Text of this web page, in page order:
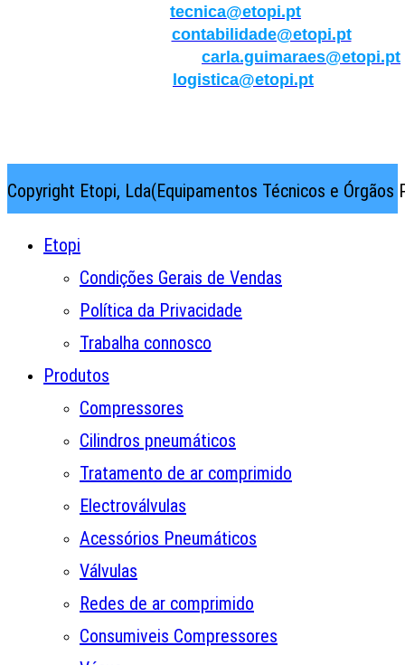
tecnica@etopi.pt
contabilidade@etopi.pt
carla.guimaraes@etopi.pt
logistica@etopi.pt
Copyright Etopi, Lda(Equipamentos Técnicos e
Etopi
Condições Gerais de Vendas
Política da Privacidade
Trabalha connosco
Produtos
Compressores
Cilindros pneumáticos
Tratamento de ar comprimido
Electroválvulas
Acessórios Pneumáticos
Válvulas
Redes de ar comprimido
Consumiveis Compressores